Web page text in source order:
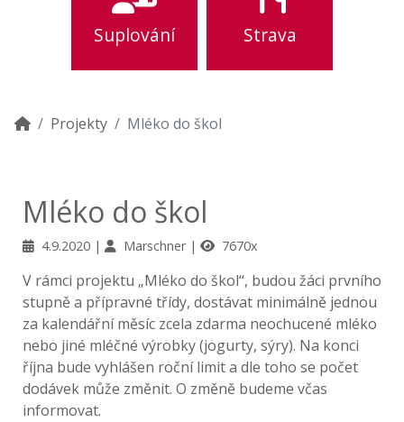
Suplování Strava
Projekty Mléko do škol
Mléko do škol
4.9.2020 Marschner 7670x
V rámci projektu „Mléko do škol“, budou žáci prvního
stupně a přípravné třídy, dostávat minimálně jednou
za kalendářní měsíc zcela zdarma neochucené mléko
nebo jiné mléčné výrobky (jogurty, sýry). Na konci
října bude vyhlášen roční limit a dle toho se počet
dodávek může změnit. O změně budeme včas
informovat.